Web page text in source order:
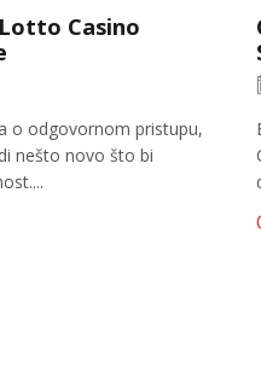
Casino
o odgovornom pristupu,
nešto novo što bi